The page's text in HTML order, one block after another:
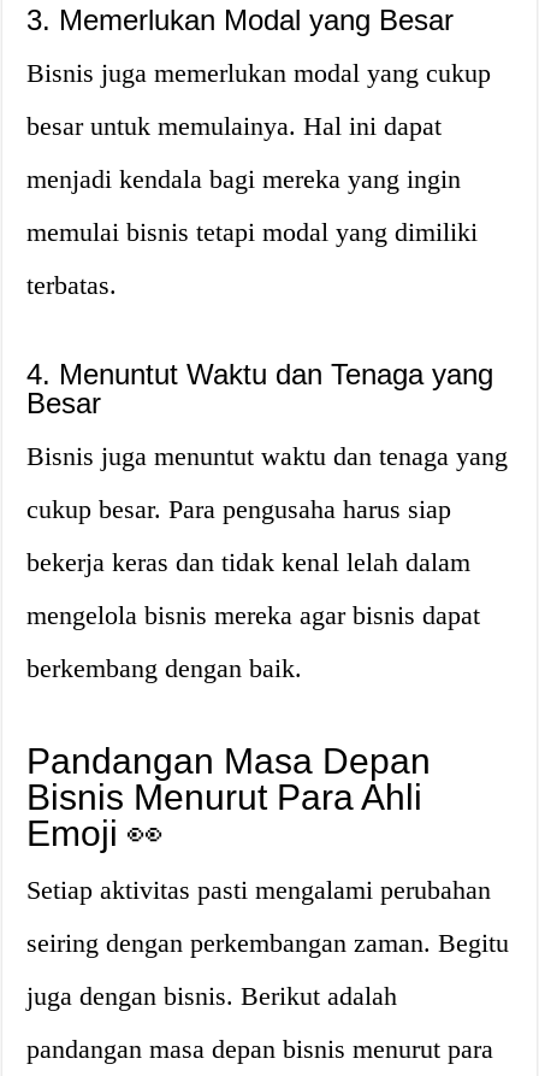
3. Memerlukan Modal yang Besar
Bisnis juga memerlukan modal yang cukup
besar untuk memulainya. Hal ini dapat
menjadi kendala bagi mereka yang ingin
memulai bisnis tetapi modal yang dimiliki
terbatas.
4. Menuntut Waktu dan Tenaga yang
Besar
Bisnis juga menuntut waktu dan tenaga yang
cukup besar. Para pengusaha harus siap
bekerja keras dan tidak kenal lelah dalam
mengelola bisnis mereka agar bisnis dapat
berkembang dengan baik.
Pandangan Masa Depan
Bisnis Menurut Para Ahli
Emoji 👀
Setiap aktivitas pasti mengalami perubahan
seiring dengan perkembangan zaman. Begitu
juga dengan bisnis. Berikut adalah
pandangan masa depan bisnis menurut para